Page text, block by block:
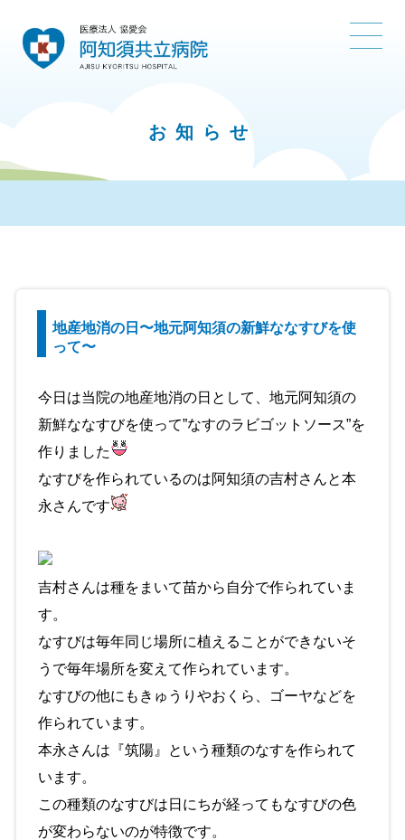
お知らせ
地産地消の日〜地元阿知須の新鮮ななすびを使
って〜
今日は当院の地産地消の日として、地元阿知須の
新鮮ななすびを使って”なすのラビゴットソース”を
作りました
なすびを作られているのは阿知須の吉村さんと本
永さんです
吉村さんは種をまいて苗から自分で作られていま
す。
なすびは毎年同じ場所に植えることができないそ
うで毎年場所を変えて作られています。
なすびの他にもきゅうりやおくら、ゴーヤなどを
作られています。
本永さんは『筑陽』という種類のなすを作られて
います。
この種類のなすびは日にちが経ってもなすびの色
が変わらないのが特徴です。